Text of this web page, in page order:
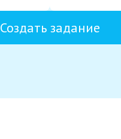
Создать задание